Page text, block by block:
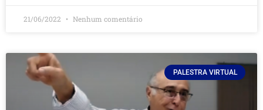
21/06/2022 Nenhum comentário
PALESTRA VIRTUAL